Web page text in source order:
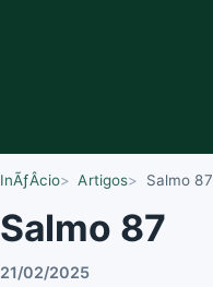
InÃƒÂ­cio Artigos Salmo 87
Salmo 87
21/02/2025